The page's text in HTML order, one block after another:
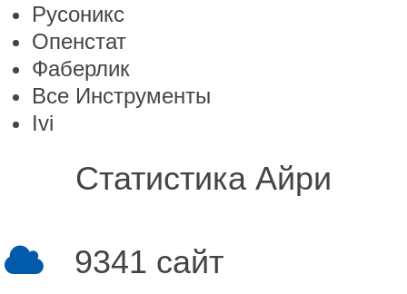
Русоникс
Опенстат
Фаберлик
Все Инструменты
Ivi
Статистика Айри
9341 сайт